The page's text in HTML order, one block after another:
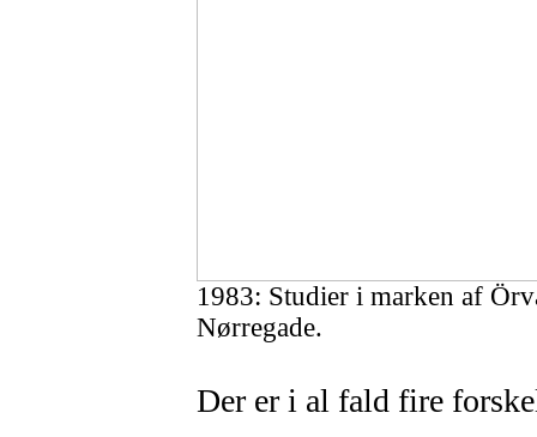
1983: Studier i marken af
Nørregade.
Der er i al fald fire